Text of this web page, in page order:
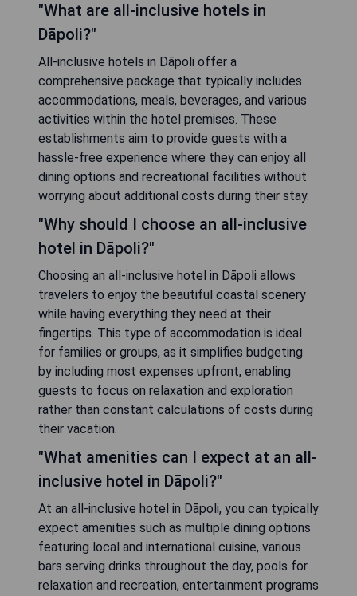
"What are all-inclusive hotels in
Dāpoli?"
All-inclusive hotels in Dāpoli offer a
comprehensive package that typically includes
accommodations, meals, beverages, and various
activities within the hotel premises. These
establishments aim to provide guests with a
hassle-free experience where they can enjoy all
dining options and recreational facilities without
worrying about additional costs during their stay.
"Why should I choose an all-inclusive
hotel in Dāpoli?"
Choosing an all-inclusive hotel in Dāpoli allows
travelers to enjoy the beautiful coastal scenery
while having everything they need at their
fingertips. This type of accommodation is ideal
for families or groups, as it simplifies budgeting
by including most expenses upfront, enabling
guests to focus on relaxation and exploration
rather than constant calculations of costs during
their vacation.
"What amenities can I expect at an all-
inclusive hotel in Dāpoli?"
At an all-inclusive hotel in Dāpoli, you can typically
expect amenities such as multiple dining options
featuring local and international cuisine, various
bars serving drinks throughout the day, pools for
relaxation and recreation, entertainment programs